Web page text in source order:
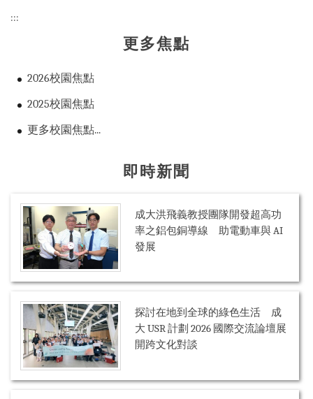
:::
更多焦點
2026校園焦點
2025校園焦點
更多校園焦點...
即時新聞
成大洪飛義教授團隊開發超高功
率之鋁包銅導線 助電動車與 AI
發展
探討在地到全球的綠色生活 成
大 USR 計劃 2026 國際交流論壇展
開跨文化對談